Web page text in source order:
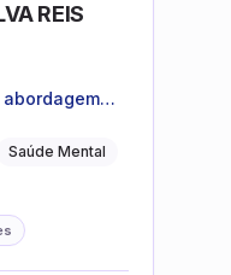
REIS
Saúde Mental